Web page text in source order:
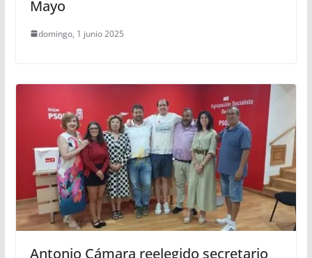
Mayo
domingo, 1 junio 2025
Antonio Cámara reelegido secretario